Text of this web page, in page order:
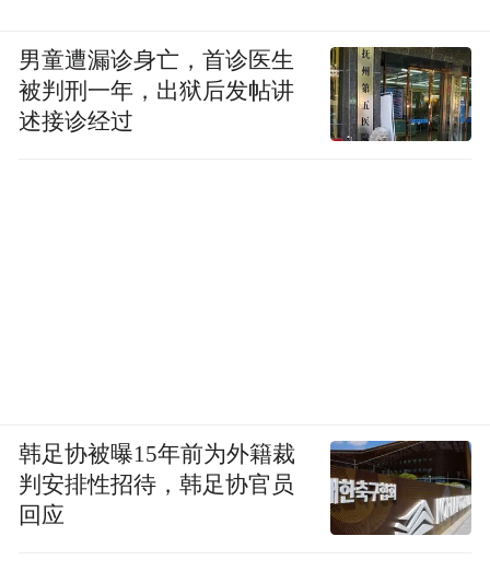
男童遭漏诊身亡，首诊医生
被判刑一年，出狱后发帖讲
述接诊经过
韩足协被曝15年前为外籍裁
判安排性招待，韩足协官员
回应